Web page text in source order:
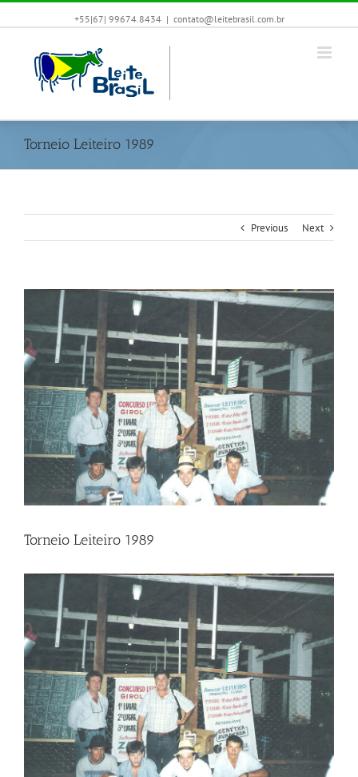
+55|67| 99674.8434 | contato@leitebrasil.com.br
Torneio Leiteiro 1989
Previous Next
Image
Torneio Leiteiro 1989